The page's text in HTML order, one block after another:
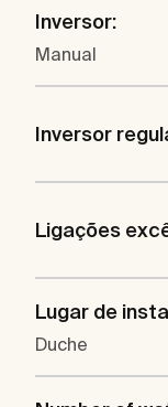
Inversor:
Manual
Inversor
Ligações
Lugar de
Duche